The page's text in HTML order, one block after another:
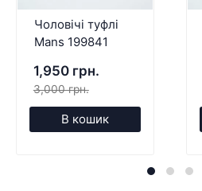
Чоловічі туфлі
Mans 199841
1,950 грн.
3,000 грн.
В кошик